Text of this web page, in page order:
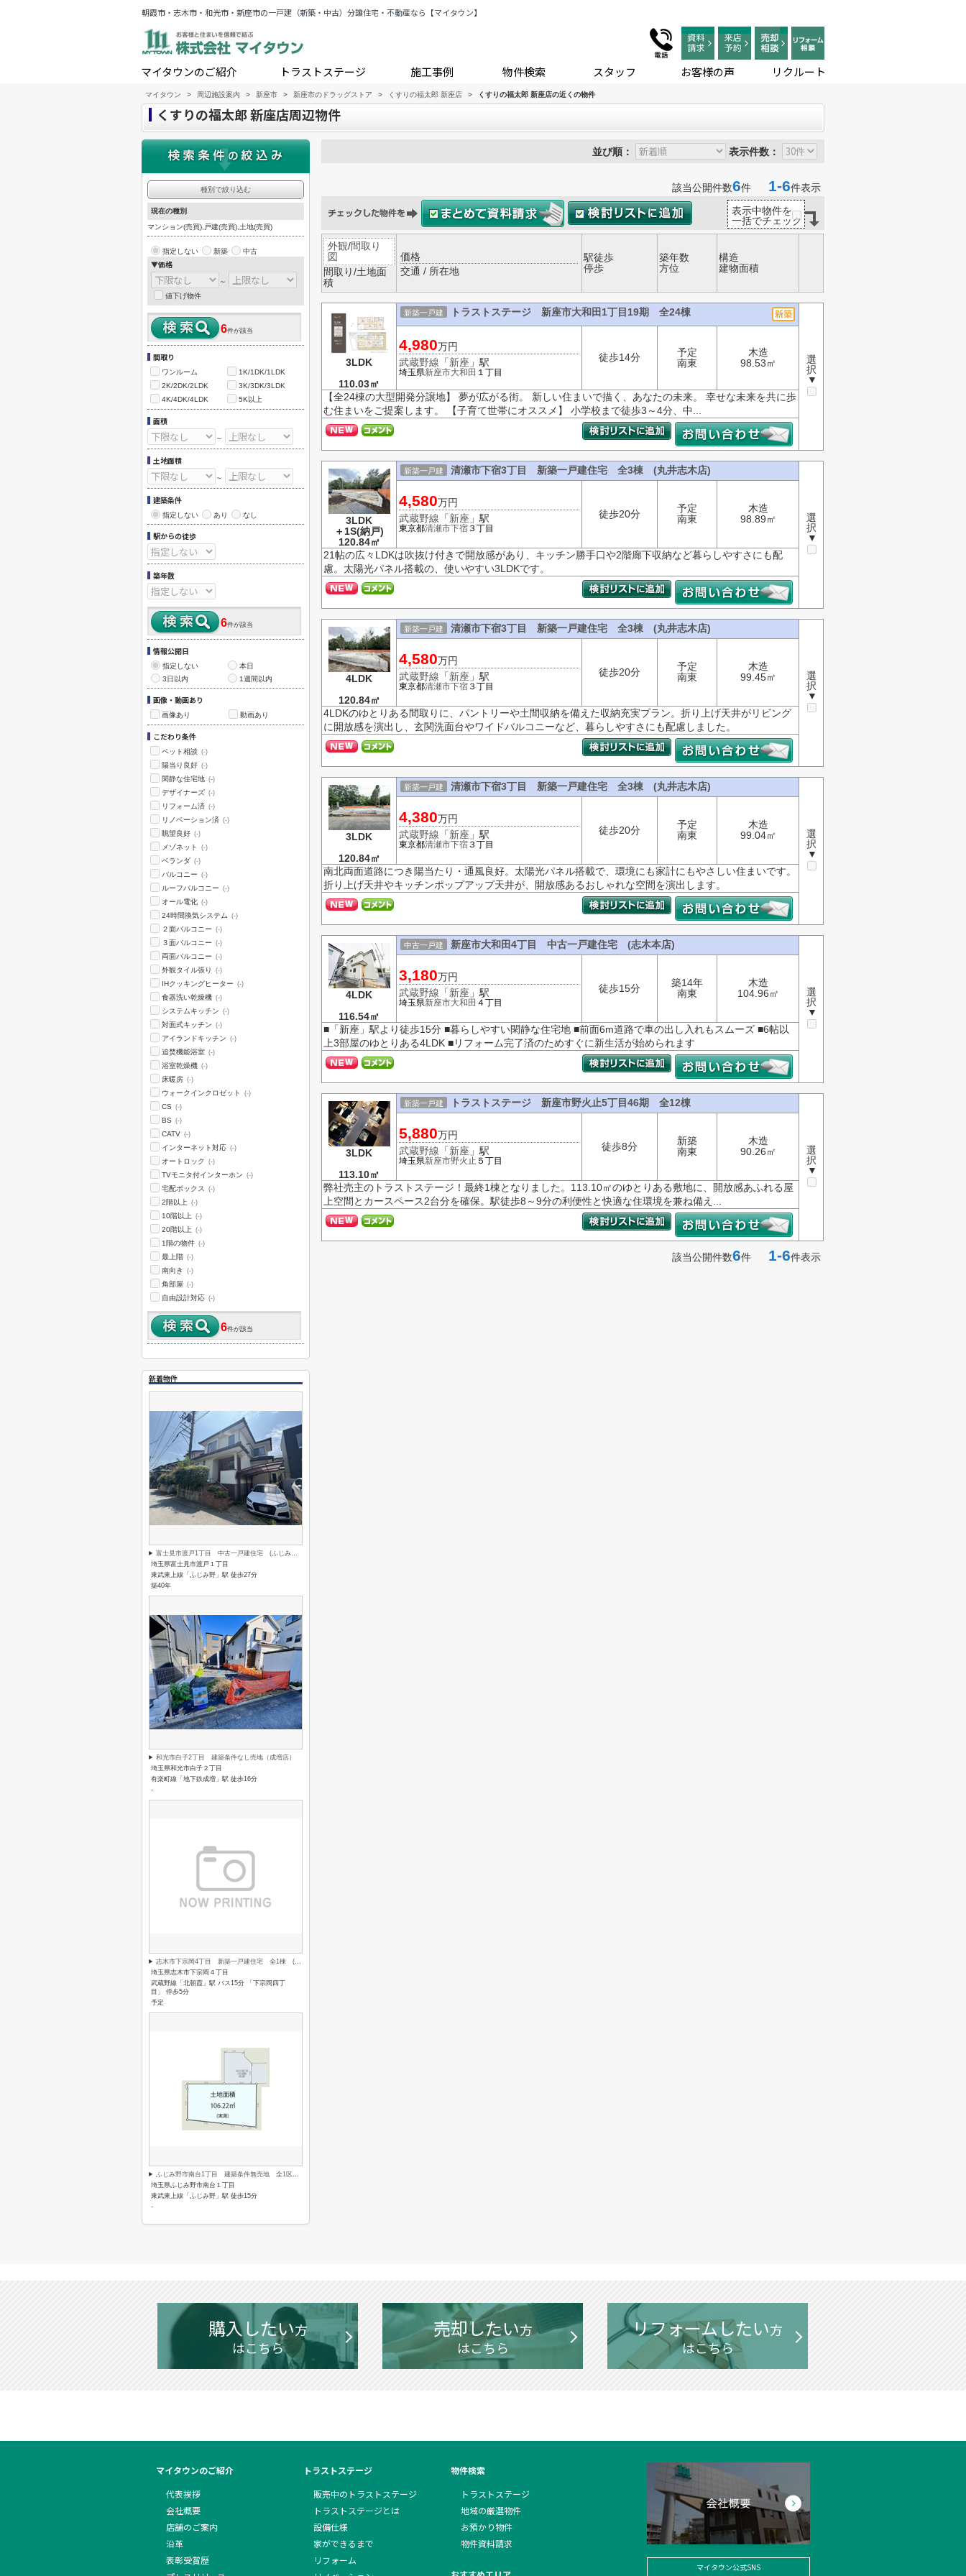
朝霞市・志木市・和光市・新座市の一戸建（新築・中古）分譲住宅・不動産なら【マイタウン】
マイタウンのご紹介 トラストステージ 施工事例 物件検索 スタッフ お客様の声 リクルート
マイタウン > 周辺施設案内 > 新座市 > 新座市のドラッグストア > くすりの福太郎 新座店 > くすりの福太郎 新座店の近くの物件
くすりの福太郎 新座店周辺物件
並び順： 表示件数：
該当公開件数6件 1-6件表示
表示中物件を
一括でチェック
外観/間取り
図
間取り/土地面
積
価格
交通 / 所在地
駅徒歩
停歩
築年数
方位
構造
建物面積
3LDK
110.03㎡
新築一戸建 トラストステージ 新座市大和田1丁目19期 全24棟
選
択
▼
4,980万円
武蔵野線 「新座 」駅
埼玉県新座市大和田 １丁目
徒歩14分
予定
南東
木造
98.53㎡
【全24棟の大型開発分譲地】 夢が広がる街。 新しい住まいで描く、あなたの未来。 幸せな未来を共に歩
む住まいをご提案します。 【子育て世帯にオススメ】 小学校まで徒歩3～4分、中...
3LDK
＋1S(納戸)
120.84㎡
新築一戸建 清瀬市下宿3丁目 新築一戸建住宅 全3棟 (丸井志木店)
選
択
▼
4,580万円
武蔵野線 「新座 」駅
東京都清瀬市下宿 ３丁目
徒歩20分
予定
南東
木造
98.89㎡
21帖の広々LDKは吹抜け付きで開放感があり、キッチン勝手口や2階廊下収納など暮らしやすさにも配
慮。太陽光パネル搭載の、使いやすい3LDKです。
4LDK
120.84㎡
新築一戸建 清瀬市下宿3丁目 新築一戸建住宅 全3棟 (丸井志木店)
選
択
▼
4,580万円
武蔵野線 「新座 」駅
東京都清瀬市下宿 ３丁目
徒歩20分
予定
南東
木造
99.45㎡
4LDKのゆとりある間取りに、パントリーや土間収納を備えた収納充実プラン。折り上げ天井がリビング
に開放感を演出し、玄関洗面台やワイドバルコニーなど、暮らしやすさにも配慮しました。
3LDK
120.84㎡
新築一戸建 清瀬市下宿3丁目 新築一戸建住宅 全3棟 (丸井志木店)
選
択
▼
4,380万円
武蔵野線 「新座 」駅
東京都清瀬市下宿 ３丁目
徒歩20分
予定
南東
木造
99.04㎡
南北両面道路につき陽当たり・通風良好。太陽光パネル搭載で、環境にも家計にもやさしい住まいです。
折り上げ天井やキッチンポップアップ天井が、開放感あるおしゃれな空間を演出します。
4LDK
116.54㎡
中古一戸建 新座市大和田4丁目 中古一戸建住宅 (志木本店)
選
択
▼
3,180万円
武蔵野線 「新座 」駅
埼玉県新座市大和田 ４丁目
徒歩15分
築14年
南東
木造
104.96㎡
■「新座」駅より徒歩15分 ■暮らしやすい閑静な住宅地 ■前面6m道路で車の出し入れもスムーズ ■6帖以
上3部屋のゆとりある4LDK ■リフォーム完了済のためすぐに新生活が始められます
3LDK
113.10㎡
新築一戸建 トラストステージ 新座市野火止5丁目46期 全12棟
選
択
▼
5,880万円
武蔵野線 「新座 」駅
埼玉県新座市野火止 ５丁目
徒歩8分
新築
南東
木造
90.26㎡
弊社売主のトラストステージ！最終1棟となりました。113.10㎡のゆとりある敷地に、開放感あふれる屋
上空間とカースペース2台分を確保。駅徒歩8～9分の利便性と快適な住環境を兼ね備え...
該当公開件数6件 1-6件表示
種別で絞り込む
現在の種別
マンション(売買),戸建(売買),土地(売買)
指定しない 新築 中古
▼価格
～
値下げ物件
6件が該当
間取り
ワンルーム
1K/1DK/1LDK
2K/2DK/2LDK
3K/3DK/3LDK
4K/4DK/4LDK
5K以上
面積
～
土地面積
～
建築条件
指定しない あり なし
駅からの徒歩
築年数
6件が該当
情報公開日
指定しない
本日
3日以内
1週間以内
画像・動画あり
画像あり 動画あり
こだわり条件
ペット相談 (-)
陽当り良好 (-)
閑静な住宅地 (-)
デザイナーズ (-)
リフォーム済 (-)
リノベーション済 (-)
眺望良好 (-)
メゾネット (-)
ベランダ (-)
バルコニー (-)
ルーフバルコニー (-)
オール電化 (-)
24時間換気システム (-)
２面バルコニー (-)
３面バルコニー (-)
両面バルコニー (-)
外観タイル張り (-)
IHクッキングヒーター (-)
食器洗い乾燥機 (-)
システムキッチン (-)
対面式キッチン (-)
アイランドキッチン (-)
追焚機能浴室 (-)
浴室乾燥機 (-)
床暖房 (-)
ウォークインクロゼット (-)
CS (-)
BS (-)
CATV (-)
インターネット対応 (-)
オートロック (-)
TVモニタ付インターホン (-)
宅配ボックス (-)
2階以上 (-)
10階以上 (-)
20階以上 (-)
1階の物件 (-)
最上階 (-)
南向き (-)
角部屋 (-)
自由設計対応 (-)
6件が該当
新着物件
富士見市渡戸1丁目 中古一戸建住宅 (ふじみ野店)
埼玉県富士見市渡戸１丁目
東武東上線「ふじみ野」駅 徒歩27分
築40年
和光市白子2丁目 建築条件なし売地（成増店）
埼玉県和光市白子２丁目
有楽町線「地下鉄成増」駅 徒歩16分
-
志木市下宗岡4丁目 新築一戸建住宅 全1棟 (志木本店)
埼玉県志木市下宗岡４丁目
武蔵野線「北朝霞」駅 バス15分 「下宗岡四丁
目」 停歩5分
予定
ふじみ野市南台1丁目 建築条件無売地 全1区画 (ふじみ野店)
埼玉県ふじみ野市南台１丁目
東武東上線「ふじみ野」駅 徒歩15分
-
購入したい方
はこちら
売却したい方
はこちら
リフォームしたい方
はこちら
マイタウンのご紹介
代表挨拶
会社概要
店舗のご案内
沿革
表彰受賞歴
トラストステージ
販売中のトラストステージ
トラストステージとは
設備仕様
家ができるまで
リフォーム
物件検索
トラストステージ
地域の厳選物件
お預かり物件
物件資料請求
マイタウン公式SNS